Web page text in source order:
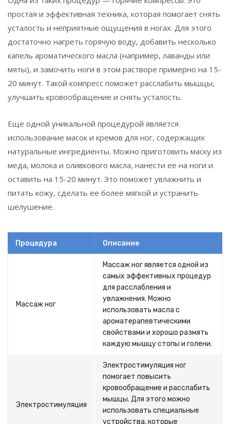
простая и эффективная техника, которая помогает снять
усталость и неприятные ощущения в ногах. Для этого
достаточно нагреть горячую воду, добавить несколько
капель ароматического масла (например, лаванды или
мяты), и замочить ноги в этом растворе примерно на 15-
20 минут. Такой компресс поможет расслабить мышцы,
улучшить кровообращение и снять усталость.
Еще одной уникальной процедурой является
использование масок и кремов для ног, содержащих
натуральные ингредиенты. Можно приготовить маску из
меда, молока и оливкового масла, нанести ее на ноги и
оставить на 15-20 минут. Это поможет увлажнить и
питать кожу, сделать ее более мягкой и устранить
шелушение.
Процедура Описание
Массаж ног
Массаж ног является одной из
самых эффективных процедур
для расслабления и
увлажнения. Можно
использовать масла с
ароматерапевтическими
свойствами и хорошо размять
каждую мышцу стопы и голени.
Электростимуляция
Электростимуляция ног
помогает повысить
кровообращение и расслабить
мышцы. Для этого можно
использовать специальные
устройства, которые